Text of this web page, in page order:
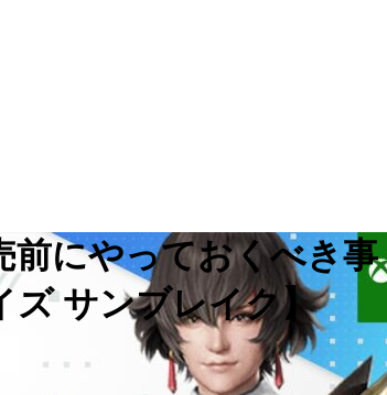
前にやっておくべき
ズ サンブレイク】